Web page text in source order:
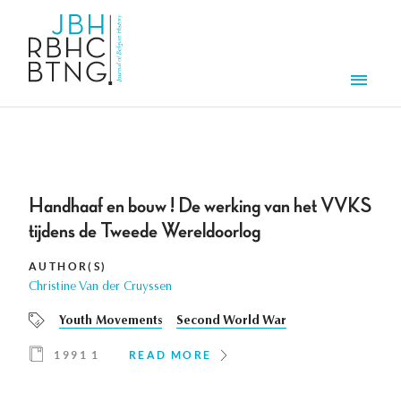
Handhaaf en bouw ! De werking van het VVKS
tijdens de Tweede Wereldoorlog
AUTHOR(S)
Christine Van der Cruyssen
Youth Movements Second World War
1991 1 READ MORE